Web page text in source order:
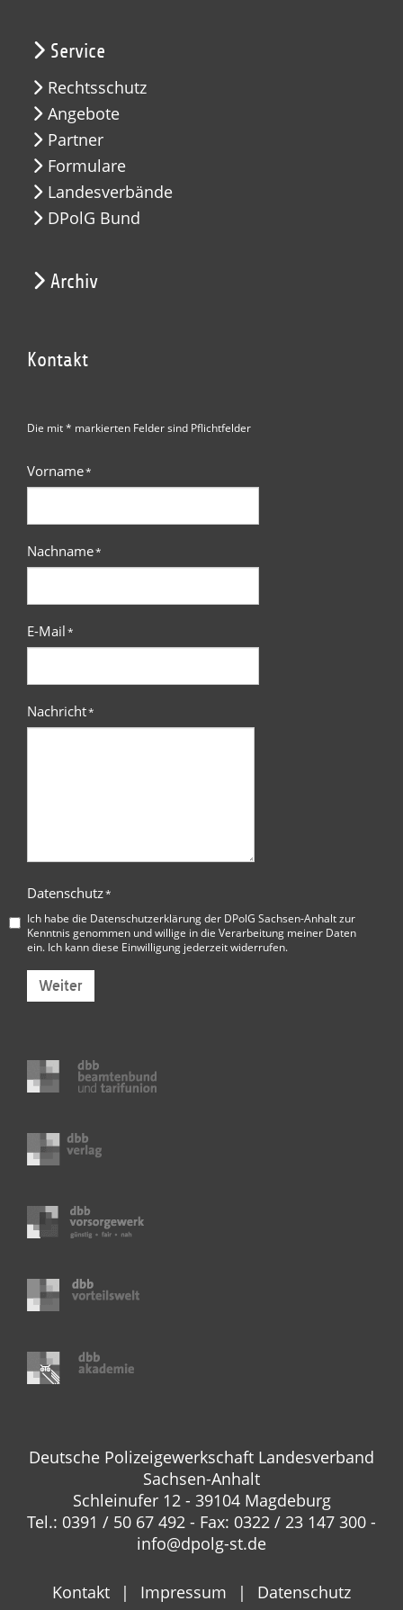
Service
Rechtsschutz
Angebote
Partner
Formulare
Landesverbände
DPolG Bund
Archiv
Kontakt
Die mit * markierten Felder sind Pflichtfelder
Vorname*
Nachname*
E-Mail*
Nachricht*
Datenschutz*
Ich habe die Datenschutzerklärung der DPolG Sachsen-Anhaltzur
Kenntnis genommen und willige in die Verarbeitung meiner Daten
ein. Ich kann diese Einwilligung jederzeit widerrufen.
Weiter
Deutsche Polizeigewerkschaft Landesverband
Sachsen-Anhalt
Schleinufer 12 - 39104 Magdeburg
Tel.: 0391 / 50 67 492 - Fax: 0322 / 23 147 300 -
info@dpolg-st.de
Kontakt Impressum Datenschutz